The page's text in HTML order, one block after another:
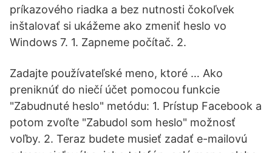
príkazového riadka a bez nutnosti čokoľvek
inštalovať si ukážeme ako zmeniť heslo vo
Windows 7. 1. Zapneme počítač. 2.
Zadajte používateľské meno, ktoré … Ako
preniknúť do niečí účet pomocou funkcie
"Zabudnuté heslo" metódu: 1. Prístup Facebook a
potom zvoľte "Zabudol som heslo" možnosť
voľby. 2. Teraz budete musieť zadať e-mailovú